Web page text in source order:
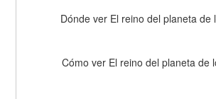
Dónde ver El reino del planeta de
Cómo ver El reino del planeta de